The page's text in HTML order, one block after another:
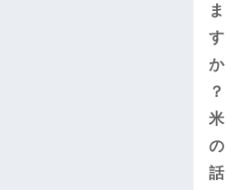
ま
す
か
？
米
の
話